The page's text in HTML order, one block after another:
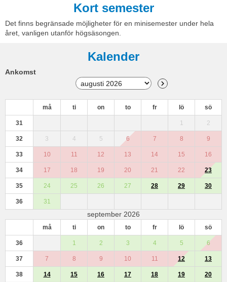
Kort semester
Det finns begränsade möjligheter för en minisemester under hela
året, vanligen utanför högsäsongen.
Kalender
Ankomst
må ti on to fr lö sö
31 1 2
32 3 4 5 6 7 8 9
33 10 11 12 13 14 15 16
34 17 18 19 20 21 22 23
35 24 25 26 27 28 29 30
36 31
september 2026
må ti on to fr lö sö
36 1 2 3 4 5 6
37 7 8 9 10 11 12 13
38 14 15 16 17 18 19 20